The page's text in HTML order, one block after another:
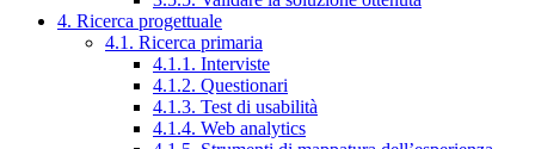
4. Ricerca progettuale
4.1. Ricerca primaria
4.1.1. Interviste
4.1.2. Questionari
4.1.3. Test di usabilità
4.1.4. Web analytics